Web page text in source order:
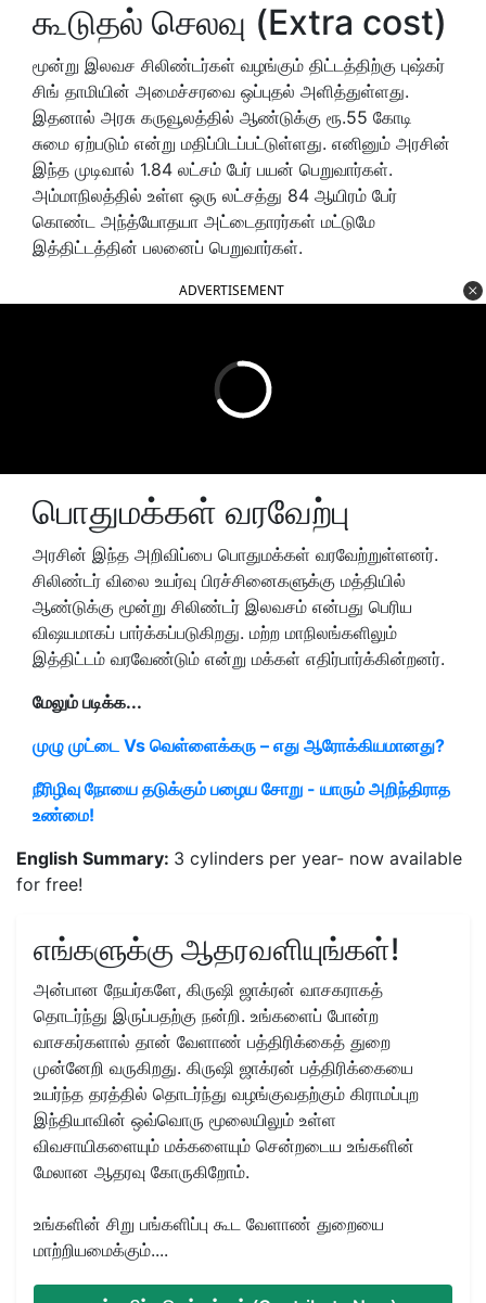
கூடுதல் செலவு (Extra cost)
மூன்று இலவச சிலிண்டர்கள் வழங்கும் திட்டத்திற்கு புஷ்கர்
சிங் தாமியின் அமைச்சரவை ஒப்புதல் அளித்துள்ளது.
இதனால் அரசு கருவூலத்தில் ஆண்டுக்கு ரூ.55 கோடி
சுமை ஏற்படும் என்று மதிப்பிடப்பட்டுள்ளது. எனினும் அரசின்
இந்த முடிவால் 1.84 லட்சம் பேர் பயன் பெறுவார்கள்.
அம்மாநிலத்தில் உள்ள ஒரு லட்சத்து 84 ஆயிரம் பேர்
கொண்ட அந்த்யோதயா அட்டைதாரர்கள் மட்டுமே
இத்திட்டத்தின் பலனைப் பெறுவார்கள்.
ADVERTISEMENT
பொதுமக்கள் வரவேற்பு
அரசின் இந்த அறிவிப்பை பொதுமக்கள் வரவேற்றுள்ளனர்.
சிலிண்டர் விலை உயர்வு பிரச்சினைகளுக்கு மத்தியில்
ஆண்டுக்கு மூன்று சிலிண்டர் இலவசம் என்பது பெரிய
விஷயமாகப் பார்க்கப்படுகிறது. மற்ற மாநிலங்களிலும்
இத்திட்டம் வரவேண்டும் என்று மக்கள் எதிர்பார்க்கின்றனர்.
மேலும் படிக்க...
முழு முட்டை Vs வெள்ளைக்கரு – எது ஆரோக்கியமானது?
நீரிழிவு நோயை தடுக்கும் பழைய சோறு - யாரும் அறிந்திராத
உண்மை!
English Summary: 3 cylinders per year- now available
for free!
எங்களுக்கு ஆதரவளியுங்கள்!
அன்பான நேயர்களே, கிருஷி ஜாக்ரன் வாசகராகத்
தொடர்ந்து இருப்பதற்கு நன்றி. உங்களைப் போன்ற
வாசகர்களால் தான் வேளாண் பத்திரிக்கைத் துறை
முன்னேறி வருகிறது. கிருஷி ஜாக்ரன் பத்திரிக்கையை
உயர்ந்த தரத்தில் தொடர்ந்து வழங்குவதற்கும் கிராமப்புற
இந்தியாவின் ஒவ்வொரு மூலையிலும் உள்ள
விவசாயிகளையும் மக்களையும் சென்றடைய உங்களின்
மேலான ஆதரவு கோருகிறோம்.
உங்களின் சிறு பங்களிப்பு கூட வேளாண் துறையை
மாற்றியமைக்கும்....